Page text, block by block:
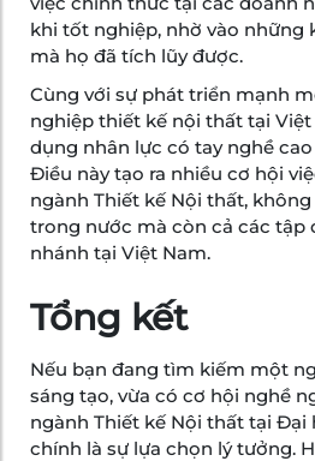
khi tốt nghiệp, nhờ vào những
mà họ đã tích lũy được.
Cùng với sự phát triển mạnh
nghiệp thiết kế nội thất tại
dụng nhân lực có tay nghề
Điều này tạo ra nhiều cơ hội
ngành Thiết kế Nội thất,
trong nước mà còn cả các tập
nhánh tại Việt Nam.
Tổng kết
Nếu bạn đang tìm kiếm một
sáng tạo, vừa có cơ hội nghề
ngành Thiết kế Nội thất tại Đại
chính là sự lựa chọn lý tưởng.